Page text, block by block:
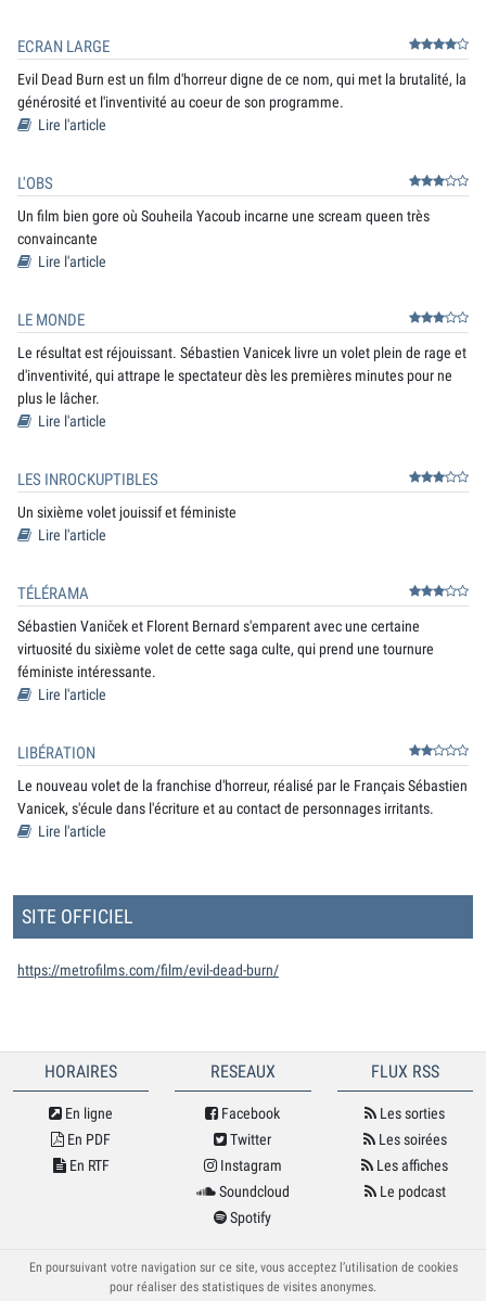
ECRAN LARGE
Evil Dead Burn est un film d'horreur digne de ce nom, qui met la brutalité, la
générosité et l'inventivité au coeur de son programme.
Lire l'article
L'OBS
Un film bien gore où Souheila Yacoub incarne une scream queen très
convaincante
Lire l'article
LE MONDE
Le résultat est réjouissant. Sébastien Vanicek livre un volet plein de rage et
d'inventivité, qui attrape le spectateur dès les premières minutes pour ne
plus le lâcher.
Lire l'article
LES INROCKUPTIBLES
Un sixième volet jouissif et féministe
Lire l'article
TÉLÉRAMA
Sébastien Vaniček et Florent Bernard s'emparent avec une certaine
virtuosité du sixième volet de cette saga culte, qui prend une tournure
féministe intéressante.
Lire l'article
LIBÉRATION
Le nouveau volet de la franchise d'horreur, réalisé par le Français Sébastien
Vanicek, s'écule dans l'écriture et au contact de personnages irritants.
Lire l'article
SITE OFFICIEL
https://metrofilms.com/film/evil-dead-burn/
HORAIRES
En ligne
En PDF
En RTF
RESEAUX
Facebook
Twitter
Instagram
Soundcloud
Spotify
FLUX RSS
Les sorties
Les soirées
Les affiches
Le podcast
© Cybele 2026
En poursuivant votre navigation sur ce site, vous acceptez l’utilisation de cookies
pour réaliser des statistiques de visites anonymes.